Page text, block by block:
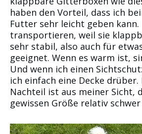
haben den Vorteil, dass ich
Futter sehr leicht geben kann.
transportieren, weil sie
sehr stabil, also auch für
geeignet. Wenn es warm ist,
Und wenn ich einen
ich einfach eine Decke drüber.
Nachteil ist aus meiner Sicht,
gewissen Größe relativ